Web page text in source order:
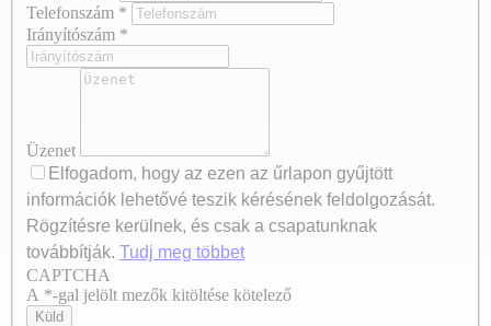
Telefonszám *
Irányítószám *
Üzenet
Elfogadom, hogy az ezen az űrlapon gyűjtött
információk lehetővé teszik kérésének feldolgozását.
Rögzítésre kerülnek, és csak a csapatunknak
továbbítják. Tudj meg többet
Axeptio consent
CAPTCHA
A *-gal jelölt mezők kitöltése kötelező
Küld